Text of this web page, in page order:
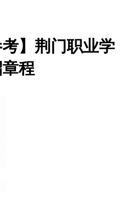
考】荆门职业学
程